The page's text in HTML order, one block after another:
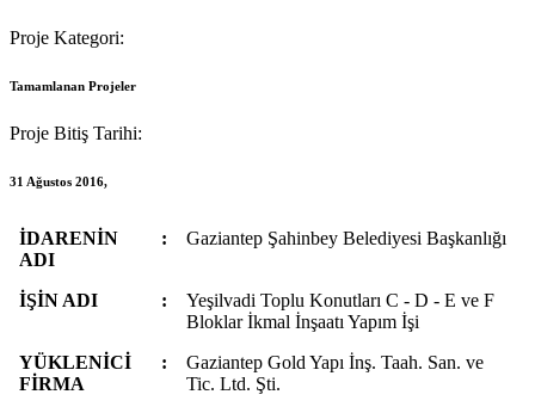
Proje Kategori:
Tamamlanan Projeler
Proje Bitiş Tarihi:
31 Ağustos 2016,
İDARENİN
ADI
: Gaziantep Şahinbey Belediyesi Başkanlığı
İŞİN ADI :
Yeşilvadi Toplu Konutları C - D - E ve F
Bloklar İkmal İnşaatı Yapım İşi
YÜKLENİCİ
FİRMA
:
Gaziantep Gold Yapı İnş. Taah. San. ve
Tic. Ltd. Şti.